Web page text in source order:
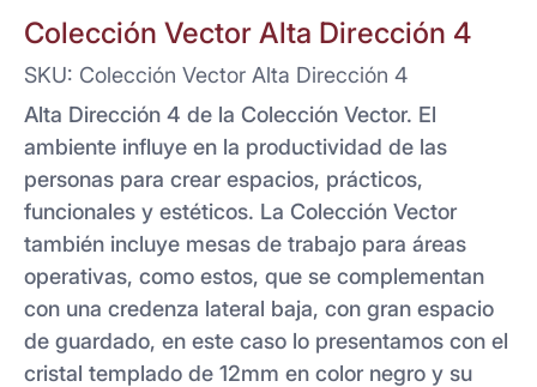
Colección Vector Alta Dirección 4
SKU: Colección Vector Alta Dirección 4
Alta Dirección 4 de la Colección Vector. El
ambiente influye en la productividad de las
personas para crear espacios, prácticos,
funcionales y estéticos. La Colección Vector
también incluye mesas de trabajo para áreas
operativas, como estos, que se complementan
con una credenza lateral baja, con gran espacio
de guardado, en este caso lo presentamos con el
cristal templado de 12mm en color negro y su